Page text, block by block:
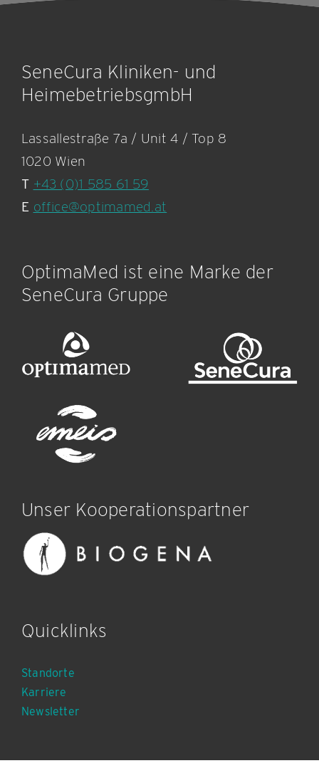
SeneCura Kliniken- und
HeimebetriebsgmbH
Lassallestraße 7a / Unit 4 / Top 8
1020 Wien
T +43 (0)1 585 61 59
E office@optimamed.at
OptimaMed ist eine Marke der
SeneCura Gruppe
Unser Kooperationspartner
Quicklinks
Standorte
Karriere
Newsletter